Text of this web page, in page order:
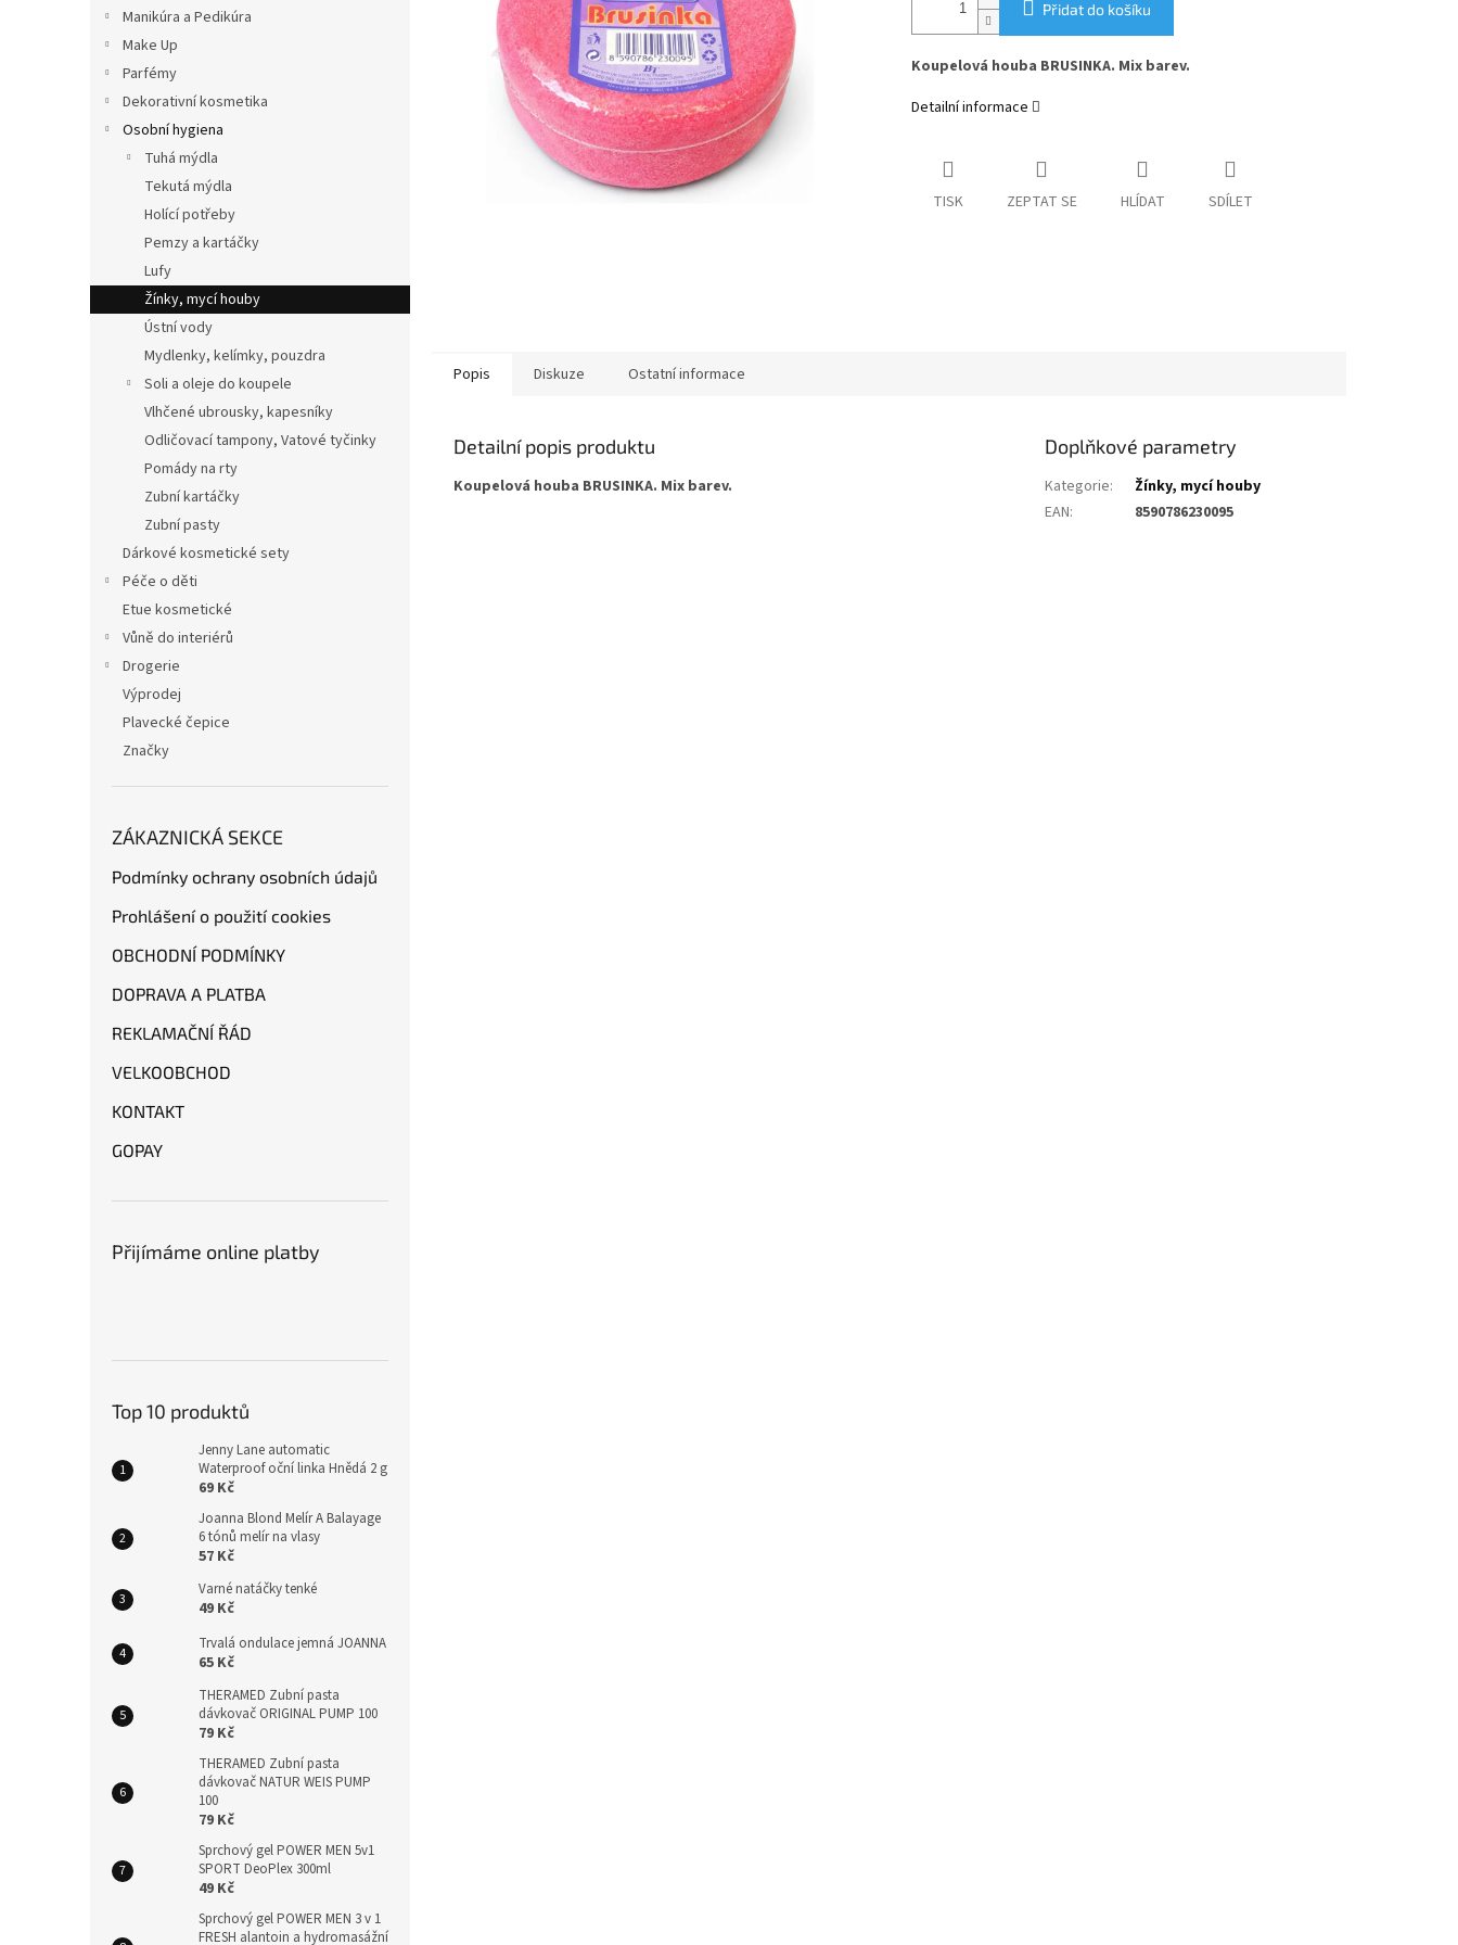
Manikúra a Pedikúra
Make Up
Parfémy
Dekorativní kosmetika
Osobní hygiena
Tuhá mýdla
Tekutá mýdla
Holící potřeby
Pemzy a kartáčky
Lufy
Žínky, mycí houby
Ústní vody
Mydlenky, kelímky, pouzdra
Soli a oleje do koupele
Vlhčené ubrousky, kapesníky
Odličovací tampony, Vatové tyčinky
Pomády na rty
Zubní kartáčky
Zubní pasty
Dárkové kosmetické sety
Péče o děti
Etue kosmetické
Vůně do interiérů
Drogerie
Výprodej
Plavecké čepice
Značky
ZÁKAZNICKÁ SEKCE
Podmínky ochrany osobních údajů
Prohlášení o použití cookies
OBCHODNÍ PODMÍNKY
DOPRAVA A PLATBA
REKLAMAČNÍ ŘÁD
VELKOOBCHOD
KONTAKT
GOPAY
Přijímáme online platby
Top 10 produktů
Jenny Lane automatic
Waterproof oční linka Hnědá 2 g
69 Kč
Joanna Blond Melír A Balayage
6 tónů melír na vlasy
57 Kč
Varné natáčky tenké
49 Kč
Trvalá ondulace jemná JOANNA
65 Kč
THERAMED Zubní pasta
dávkovač ORIGINAL PUMP 100
79 Kč
THERAMED Zubní pasta
dávkovač NATUR WEIS PUMP
100
79 Kč
Sprchový gel POWER MEN 5v1
SPORT DeoPlex 300ml
49 Kč
Sprchový gel POWER MEN 3 v 1
FRESH alantoin a hydromasážní
Přidat do košíku
Koupelová houba BRUSINKA. Mix barev.
Detailní informace
TISK ZEPTAT SE HLÍDAT SDÍLET
Popis Diskuze Ostatní informace
Detailní popis produktu
Koupelová houba BRUSINKA. Mix barev.
Doplňkové parametry
Kategorie:
Žínky, mycí houby
EAN: 8590786230095